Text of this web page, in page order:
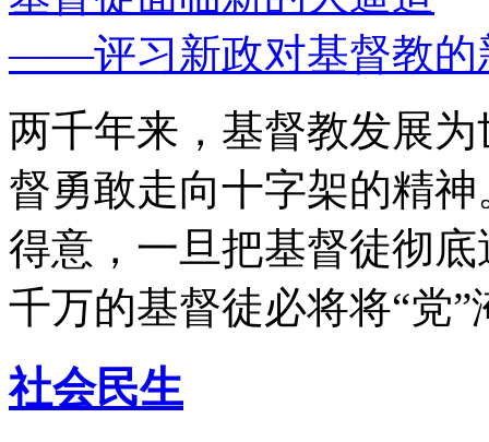
——评习新政对基督教的
两千年来，基督教发展
督勇敢走向十字架的精
得意，一旦把基督徒彻
千万的基督徒必将将“党”
社会民生